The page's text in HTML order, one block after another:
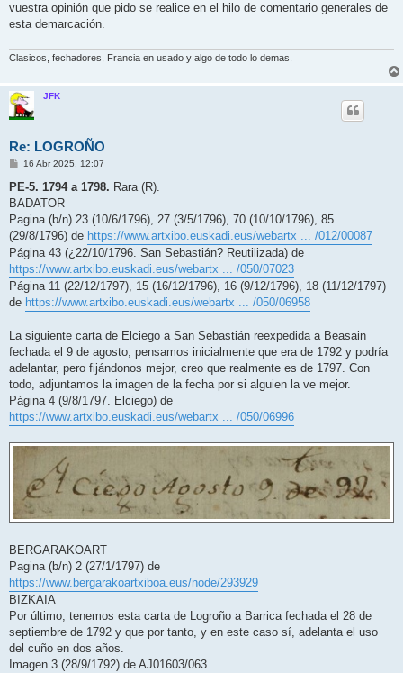
vuestra opinión que pido se realice en el hilo de comentario generales de
esta demarcación.
Clasicos, fechadores, Francia en usado y algo de todo lo demas.
JFK
Re: LOGROÑO
M
n
a
j
e
16 Abr 2025, 12:07
PE-5. 1794 a 1798. Rara (R).
BADATOR
Pagina (b/n) 23 (10/6/1796), 27 (3/5/1796), 70 (10/10/1796), 85
(29/8/1796) de https://www.artxibo.euskadi.eus/webartx ... /012/00087
Página 43 (¿22/10/1796. San Sebastián? Reutilizada) de
https://www.artxibo.euskadi.eus/webartx ... /050/07023
Página 11 (22/12/1797), 15 (16/12/1796), 16 (9/12/1796), 18 (11/12/1797)
de https://www.artxibo.euskadi.eus/webartx ... /050/06958
La siguiente carta de Elciego a San Sebastián reexpedida a Beasain
fechada el 9 de agosto, pensamos inicialmente que era de 1792 y podría
adelantar, pero fijándonos mejor, creo que realmente es de 1797. Con
todo, adjuntamos la imagen de la fecha por si alguien la ve mejor.
Página 4 (9/8/1797. Elciego) de
https://www.artxibo.euskadi.eus/webartx ... /050/06996
BERGARAKOART
Pagina (b/n) 2 (27/1/1797) de
https://www.bergarakoartxiboa.eus/node/293929
BIZKAIA
Por último, tenemos esta carta de Logroño a Barrica fechada el 28 de
septiembre de 1792 y que por tanto, y en este caso sí, adelanta el uso
del cuño en dos años.
Imagen 3 (28/9/1792) de AJ01603/063